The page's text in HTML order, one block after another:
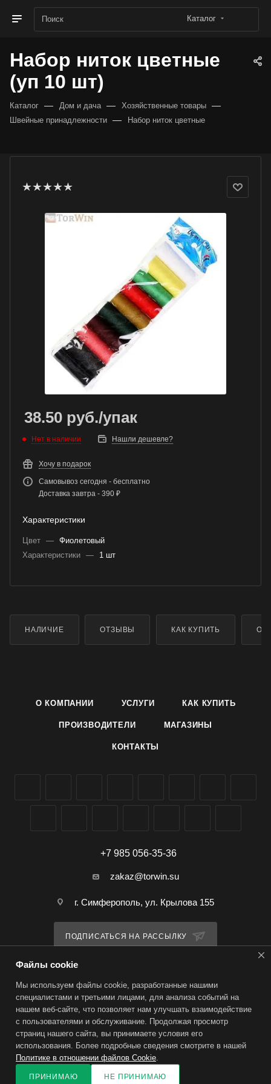
Каталог
Набор ниток цветные
(уп 10 шт)
Каталог — Дом и дача — Хозяйственные товары —
Швейные принадлежности — Набор ниток цветные
38.50 руб./упак
Нет в наличии Нашли дешевле?
Хочу в подарок
Самовывоз сегодня - бесплатно
Доставка завтра - 390 ₽
Характеристики
Цвет — Фиолетовый
Характеристики — 1 шт
НАЛИЧИЕ ОТЗЫВЫ КАК КУПИТЬ
О КОМПАНИИ УСЛУГИ КАК КУПИТЬ
ПРОИЗВОДИТЕЛИ МАГАЗИНЫ
КОНТАКТЫ
+7 985 056-35-36
zakaz@torwin.su
г. Симферополь, ул. Крылова 155
ПОДПИСАТЬСЯ НА РАССЫЛКУ
2026 © TorWin – интернет-магазин
Файлы cookie
Мы используем файлы cookie, разработанные нашими
специалистами и третьими лицами, для анализа событий на
нашем веб-сайте, что позволяет нам улучшать взаимодействие
с пользователями и обслуживание. Продолжая просмотр
страниц нашего сайта, вы принимаете условия его
использования. Более подробные сведения смотрите в нашей
Политике в отношении файлов Cookie.
ПРИНИМАЮ НЕ ПРИНИМАЮ